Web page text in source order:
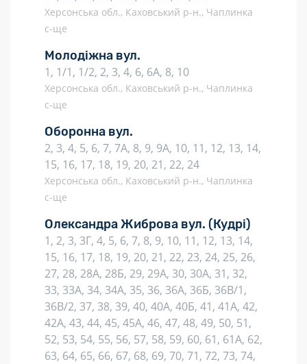
Херсонська обл., Каховський р-н., Чаплинка
с-ще
Молодіжна вул.
1, 1/1, 1/2, 2, 3, 4, 6, 6А, 8, 10
Херсонська обл., Каховський р-н., Чаплинка
с-ще
Оборонна вул.
2, 3, 4, 5, 6, 7, 7А, 8, 9, 9А, 10, 11, 12, 13, 14,
15, 16, 17, 18, 19, 20, 21, 22, 24
Херсонська обл., Каховський р-н., Чаплинка
с-ще
Олександра Жиброва вул. (Кудрі)
1, 2, 3, 3Г, 4, 5, 6, 7, 8, 9, 10, 11, 12, 13, 14,
15, 16, 17, 18, 19, 20, 21, 22, 23, 24, 25, 26,
27, 28, 28А, 28Б, 29, 29А, 30, 30А, 31, 32,
33, 33А, 34, 34А, 35, 36, 36А, 36Б, 36В/1,
36В/2, 37, 38, 39, 40, 40А, 40Б, 41, 41А, 42,
42А, 43, 44, 45, 45А, 46, 47, 48, 49, 50, 51,
52, 53, 54, 55, 56, 57, 58, 59, 60, 61, 61А, 62,
63, 64, 65, 66, 67, 68, 69, 70, 71, 72, 73, 74,